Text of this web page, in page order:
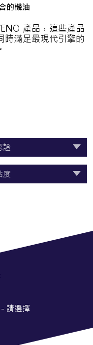
的機油
產品，這些產品
時滿足最現代引擎的
證
度
請選擇